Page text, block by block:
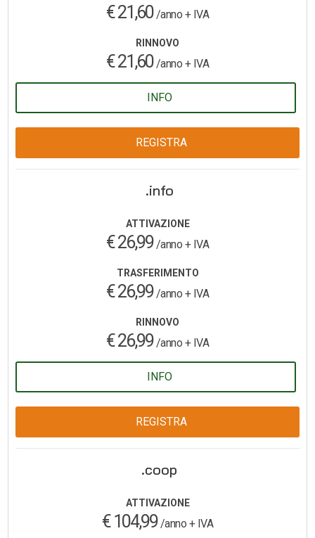
€ 21,60 /anno + IVA
RINNOVO
€ 21,60/anno + IVA
INFO
REGISTRA
.info
ATTIVAZIONE
€ 26,99/anno + IVA
TRASFERIMENTO
€ 26,99 /anno + IVA
RINNOVO
€ 26,99/anno + IVA
INFO
REGISTRA
.coop
ATTIVAZIONE
€ 104,99/anno + IVA